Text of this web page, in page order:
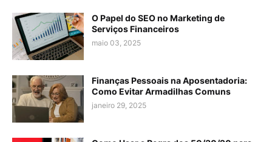
O Papel do SEO no Marketing de
Serviços Financeiros
maio 03, 2025
Finanças Pessoais na Aposentadoria:
Como Evitar Armadilhas Comuns
janeiro 29, 2025